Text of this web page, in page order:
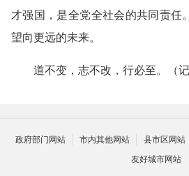
才强国，是全党全社会的共同责任
望向更远的未来。
道不变，志不改，行必至。（记
政府部门网站 市内其他网站 县市区网站
友好城市网站